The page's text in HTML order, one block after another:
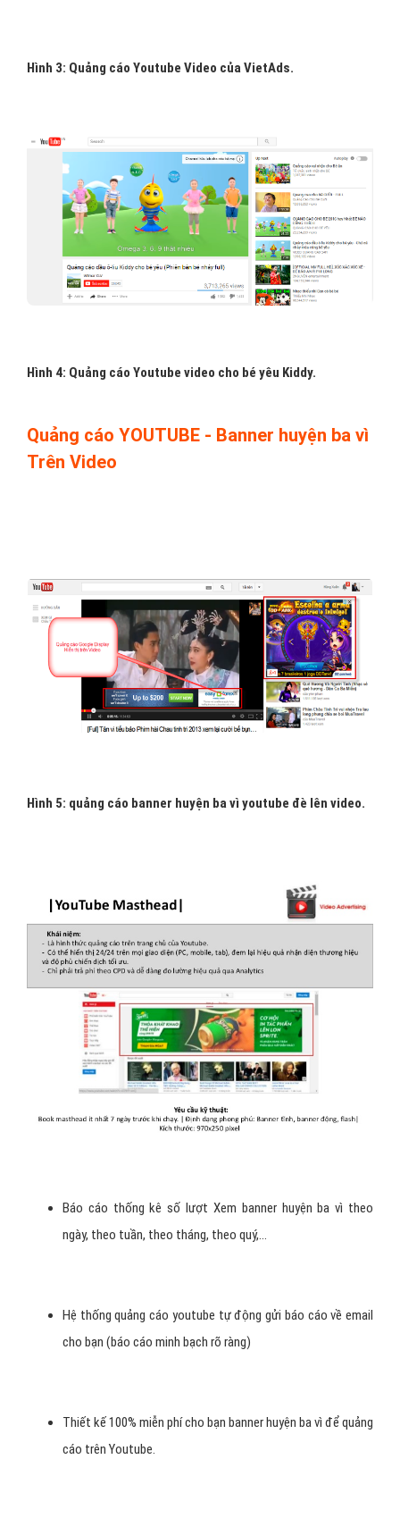
Hình 3: Quảng cáo Youtube Video của VietAds.
Hình 4: Quảng cáo Youtube video cho bé yêu Kiddy.
Quảng cáo YOUTUBE - Banner huyện ba vì
Trên Video
Hình 5: quảng cáo banner huyện ba vì youtube đè lên video.
Báo cáo thống kê số lượt Xem banner huyện ba vì theo
ngày, theo tuần, theo tháng, theo quý,...
Hệ thống quảng cáo youtube tự động gửi báo cáo về email
cho bạn (báo cáo minh bạch rõ ràng)
Thiết kế 100% miễn phí cho bạn banner huyện ba vì để quảng
cáo trên Youtube.